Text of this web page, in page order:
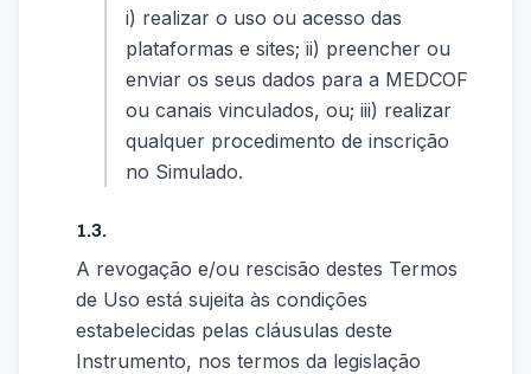
i) realizar o uso ou acesso das
plataformas e sites; ii) preencher ou
enviar os seus dados para a MEDCOF
ou canais vinculados, ou; iii) realizar
qualquer procedimento de inscrição
no Simulado.
1.3.
A revogação e/ou rescisão destes Termos
de Uso está sujeita às condições
estabelecidas pelas cláusulas deste
Instrumento, nos termos da legislação